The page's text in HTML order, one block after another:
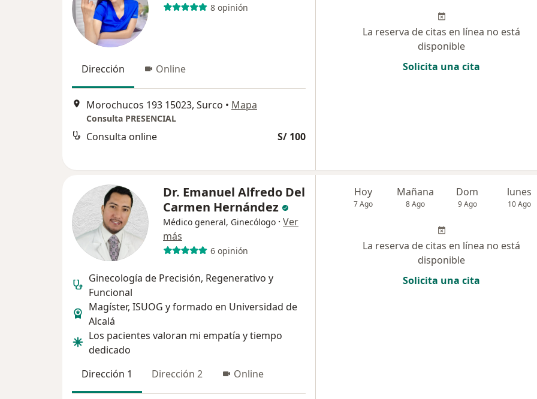
8 opinión
Dirección Online
Morochucos 193 15023, Surco • Mapa
Consulta PRESENCIAL
Consulta online S/ 100
La reserva de citas en línea no está
disponible
Solicita una cita
Dr. Emanuel Alfredo Del
Carmen Hernández
Médico general, Ginecólogo · Ver
más
6 opinión
Ginecología de Precisión, Regenerativo y
Funcional
Magíster, ISUOG y formado en Universidad de
Alcalá
Los pacientes valoran mi empatía y tiempo
dedicado
Dirección 1
Dirección 2 Online
Hoy
7 Ago
Mañana
8 Ago
Dom
9 Ago
lunes
10 Ago
La reserva de citas en línea no está
disponible
Solicita una cita